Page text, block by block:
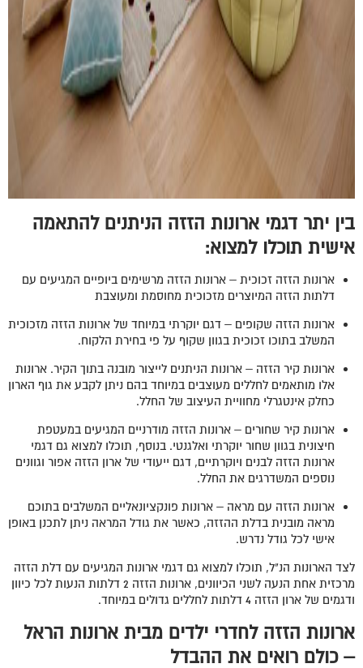
בין יתר דגמי ארונות הזזה הניתנים להתאמה
אישית תוכלו למצוא:
ארונות הזזה זכוכית – ארונות הזזה מרשימים ביופיים המגיעים עם
דלתות הזזה המיוצרים מזכוכית מחוסמת ומעוצבת
ארונות הזזה שקופים – דגם יוקרתי במיוחד של ארונות הזזה מזכוכית
המשלב בתוכו זכוכית בגוון שקוף על פי בחירת הלקוח.
ארונות קיר הזזה – ארונות הניתנים לייצור מובנה בתוך הקיר. ארונות
אלו מותאמים לחללים מעוצבים במיוחד בהם ניתן לקבע את גוף הארון
כחלק אינטגרלי מחוויית העיצוב של החלל.
ארונות קיר שחורים – ארונות הזזה מודרניים המגיעים במעטפת
חיצונית בגוון שחור יוקרתי ואלגנטי. בנוסף, תוכלו למצוא גם דגמי
ארונות הזזה לבנים ויוקרתיים, דגם ייעודי של ארון הזזה אפור וגוונים
נוספים המשדרגים את החלל.
ארונות הזזה עם מראה – ארונות פונקציונאליים המשלבים בתוכם
מראה מובנית בדלת ההזזה, כאשר את גודל המראה ניתן לתכנן באופן
אישי לכל גודל נדרש.
לצד הארונות הנ"ל, תוכלו למצוא גם דגמי ארונות המגיעים עם דלת הזזה
מרכזית אחת הנעה לשני הכיוונים, ארונות הזזה 2 דלתות הנעות לכל כיוון
ודגמים של ארון הזזה 4 דלתות לחללים גדולים במיוחד.
ארונות הזזה לחדרי ילדים מבית ארונות הראל
– כולם רואים את ההבדל